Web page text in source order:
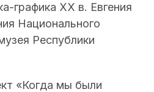
графика XX в. Евгения
Национального
Республики
«Когда мы были